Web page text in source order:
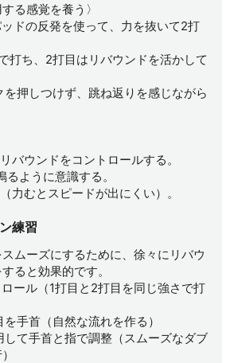
る感覚を養う〉
ドの反発を使って、力を抜いて2打
打ち、2打目はリバウンドを活かして
押しつけず、跳ね返りを感じながら
バウンドをコントロールする。
ように意識する。
力むとスピードが出にくい）。
練習
ムーズにするために、徐々にリバウ
ると効果的です。
ール（1打目と2打目を同じ強さで打
手首（自然な流れを作る）
て手首と指で調整（スムーズなダブ